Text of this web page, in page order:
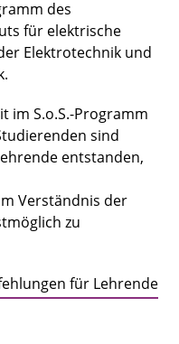
des
für elektrische
Elektrotechnik und
im S.o.S.-Programm
sind
entstanden,
Verständnis der
zu
für Lehrende